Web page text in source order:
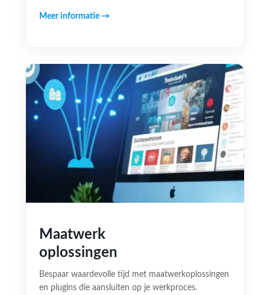
Meer informatie →
Maatwerk
oplossingen
Bespaar waardevolle tijd met maatwerkoplossingen
en plugins die aansluiten op je werkproces.